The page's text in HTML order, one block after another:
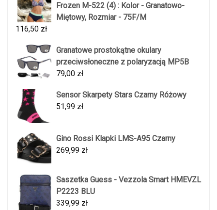
Frozen M-522 (4) : Kolor - Granatowo-
Miętowy, Rozmiar - 75F/M
116,50 zł
Granatowe prostokątne okulary
przeciwsłoneczne z polaryzacją MP5B
79,00 zł
Sensor Skarpety Stars Czarny Różowy
51,99 zł
Gino Rossi Klapki LMS-A95 Czarny
269,99 zł
Saszetka Guess - Vezzola Smart HMEVZL
P2223 BLU
339,99 zł